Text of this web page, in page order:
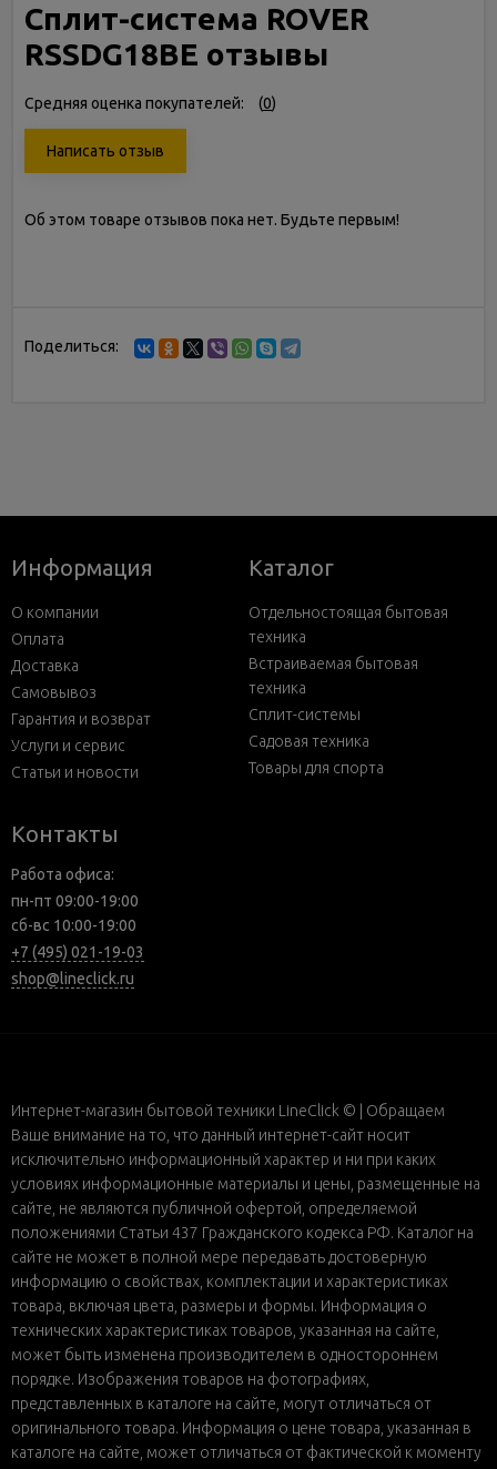
Сплит-система ROVER
RSSDG18BE отзывы
Средняя оценка покупателей: (0)
Написать отзыв
Об этом товаре отзывов пока нет. Будьте первым!
Поделиться:
Информация
О компании
Оплата
Доставка
Самовывоз
Гарантия и возврат
Услуги и сервис
Статьи и новости
Каталог
Отдельностоящая бытовая
техника
Встраиваемая бытовая
техника
Сплит-системы
Садовая техника
Товары для спорта
Контакты
Работа офиса:
пн-пт 09:00-19:00
сб-вс 10:00-19:00
+7 (495) 021-19-03
shop@lineclick.ru
Интернет-магазин бытовой техники LineClick © | Обращаем
Ваше внимание на то, что данный интернет-сайт носит
исключительно информационный характер и ни при каких
условиях информационные материалы и цены, размещенные на
сайте, не являются публичной офертой, определяемой
положениями Статьи 437 Гражданского кодекса РФ. Каталог на
сайте не может в полной мере передавать достоверную
информацию о свойствах, комплектации и характеристиках
товара, включая цвета, размеры и формы. Информация о
технических характеристиках товаров, указанная на сайте,
может быть изменена производителем в одностороннем
порядке. Изображения товаров на фотографиях,
представленных в каталоге на сайте, могут отличаться от
оригинального товара. Информация о цене товара, указанная в
каталоге на сайте, может отличаться от фактической к моменту